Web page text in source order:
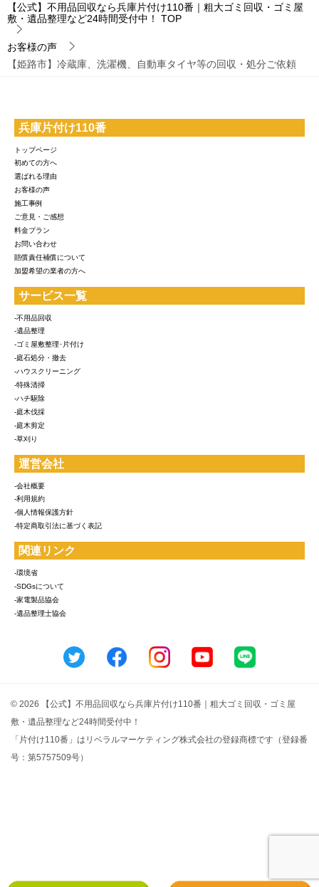
【公式】不用品回収なら兵庫片付け110番｜粗大ゴミ回収・ゴミ屋
敷・遺品整理など24時間受付中！
TOP
お客様の声
【姫路市】冷蔵庫、洗濯機、自動車タイヤ等の回収・処分ご依頼
兵庫片付け110番
トップページ
初めての方へ
選ばれる理由
お客様の声
施工事例
ご意見・ご感想
料金プラン
お問い合わせ
賠償責任補償について
加盟希望の業者の方へ
サービス一覧
-不用品回収
-遺品整理
-ゴミ屋敷整理･片付け
-庭石処分・撤去
-ハウスクリーニング
-特殊清掃
-ハチ駆除
-庭木伐採
-庭木剪定
-草刈り
運営会社
-会社概要
-利用規約
-個人情報保護方針
-特定商取引法に基づく表記
関連リンク
-環境省
-SDGsについて
-家電製品協会
-遺品整理士協会
© 2026 【公式】不用品回収なら兵庫片付け110番｜粗大ゴミ回収・ゴミ屋
敷・遺品整理など24時間受付中！
「片付け110番」はリベラルマーケティング株式会社の登録商標です（登録番
号：第5757509号）